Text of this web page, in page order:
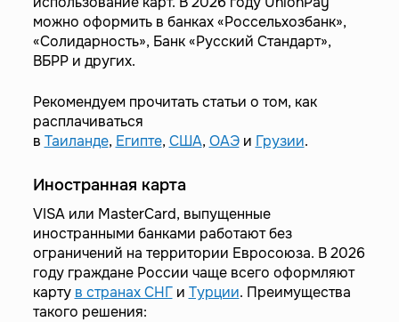
можно оформить в банках «Россельхозбанк»,
«Солидарность», Банк «Русский Стандарт»,
ВБРР и других.
Рекомендуем прочитать статьи о том, как
расплачиваться
в Таиланде, Египте, США, ОАЭи Грузии.
Иностранная карта
VISA или MasterCard, выпущенные
иностранными банками работают без
ограничений на территории Евросоюза. В 2026
году граждане России чаще всего оформляют
карту в странах СНГи Турции. Преимущества
такого решения: